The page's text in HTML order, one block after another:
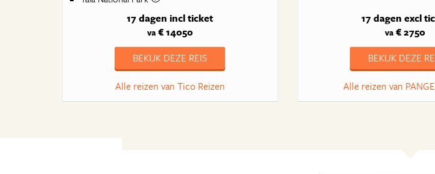
17 dagen incl ticket
va€ 14050
BEKIJK DEZE REIS
Alle reizen van Tico Reizen
17 dagen excl
va € 2750
BEKIJK DEZE
Alle reizen van